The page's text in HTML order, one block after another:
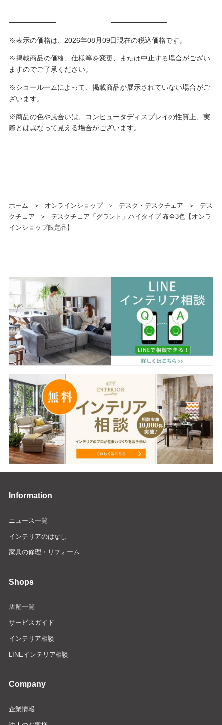
※表示の価格は、2026年08月09日現在の税込価格です。
※掲載商品の価格、仕様等を変更、または中止する場合がござい
ますのでご了承ください。
※ショールームによって、掲載商品が展示されていない場合がご
ざいます。
※商品の色や風合いは、コンピュータディスプレイの性質上、実
際とは異なって見える場合がございます。
ホーム ＞ オンラインショップ ＞ デスク・デスクチェア ＞
デス
クチェア
＞
デスクチェア「グラント」ハイタイプ 布全3色【オンラ
インショップ限定品】
Information
ニュース一覧
インテリアのはなし
家具の修理・リフォーム
Shops
店舗一覧
サービスガイド
インテリア相談
LINEインテリア相談
Company
企業情報